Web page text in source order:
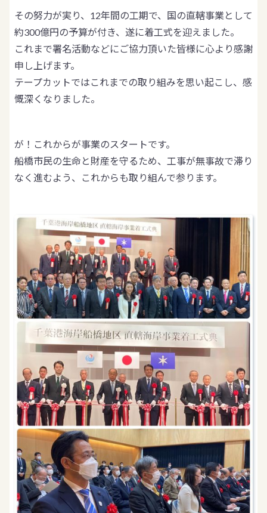
その努力が実り、12年間の工期で、国の直轄事業として
約300億円の予算が付き、遂に着工式を迎えました。
これまで署名活動などにご協力頂いた皆様に心より感謝
申し上げます。
テープカットではこれまでの取り組みを思い起こし、感
慨深くなりました。
が！これからが事業のスタートです。
船橋市民の生命と財産を守るため、工事が無事故で滞り
なく進むよう、これからも取り組んで参ります。